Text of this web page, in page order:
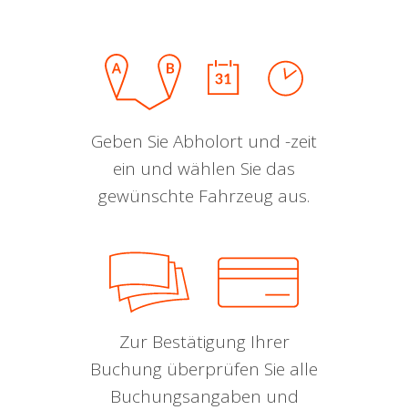
Geben Sie Abholort und -zeit
ein und wählen Sie das
gewünschte Fahrzeug aus.
Zur Bestätigung Ihrer
Buchung überprüfen Sie alle
Buchungsangaben und